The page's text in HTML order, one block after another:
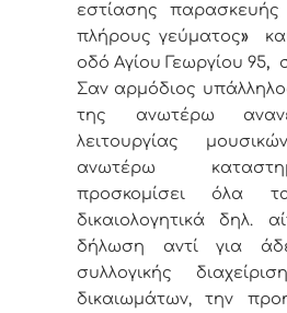
εστίασης
πλήρους γεύματος»
οδό Αγίου Γεωργίου 95,
Σαν αρμόδιος
της ανωτέρω
λειτουργίας
ανωτέρω
προσκομίσει όλα
δικαιολογητικά δηλ.
δήλωση αντί για
συλλογικής
δικαιωμάτων, την